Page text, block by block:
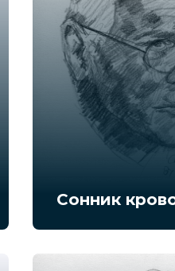
Сонник